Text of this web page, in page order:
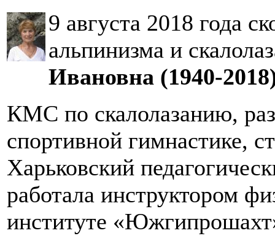
9 августа 2018 года
альпинизма и
Ивановна (1940-
КМС по скалолазанию,
спортивной гимнастике,
Харьковский
работала инструктором
институте